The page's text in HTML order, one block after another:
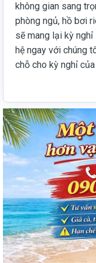
không gian sang
phòng ngủ, hồ bơi
sẽ mang lại kỳ
hệ ngay với chúng
chỗ cho kỳ nghỉ